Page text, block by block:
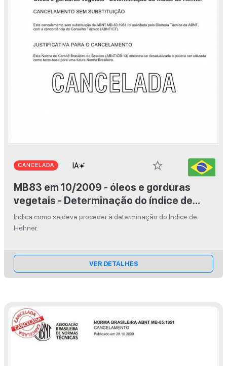
CANCELADA
star_border
MB83 em 10/2009 - óleos e gorduras
vegetais - Determinação do índice de
Hehner
Indica como se deve proceder à determinação do Indice de
Hehner.
VER DETALHES